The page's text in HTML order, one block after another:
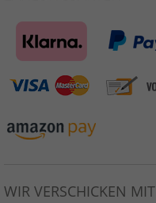
WIR VERSCHICKEN MIT